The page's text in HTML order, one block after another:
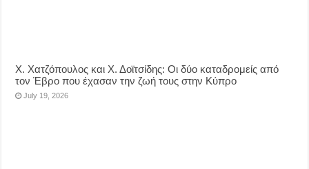
Χ. Χατζόπουλος και Χ. Δοϊτσίδης: Οι δύο καταδρομείς από
τον Έβρο που έχασαν την ζωή τους στην Κύπρο
July 19, 2026